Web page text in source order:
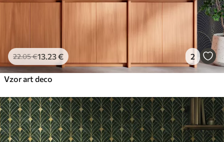
22.05€13.23€ 2
Vzor art deco